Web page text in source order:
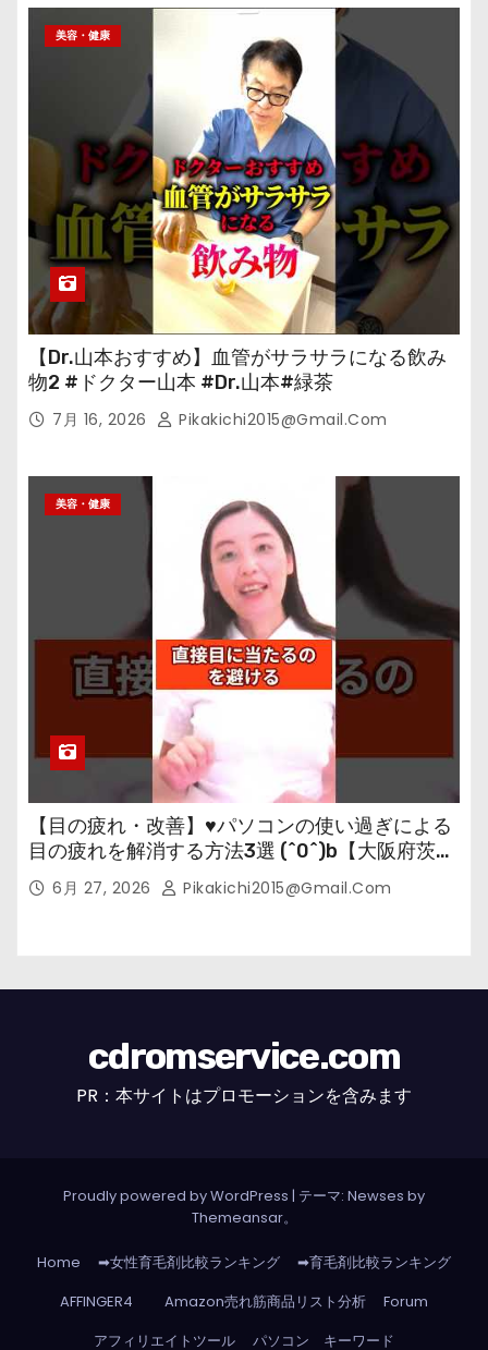
美容・健康
【Dr.山本おすすめ】血管がサラサラになる飲み
物2 #ドクター山本 #Dr.山本#緑茶
7月 16, 2026 Pikakichi2015@gmail.com
美容・健康
【目の疲れ・改善】♥パソコンの使い過ぎによる
目の疲れを解消する方法3選 (^0^)b【大阪府茨木
市の女性・美容鍼灸・整体師が教えます。】
6月 27, 2026 Pikakichi2015@gmail.com
cdromservice.com
PR：本サイトはプロモーションを含みます
Proudly powered by WordPress | テーマ: Newses by
Themeansar。
Home ➡女性育毛剤比較ランキング
➡育毛剤比較ランキング
AFFINGER4
Amazon売れ筋商品リスト分析
Forum
アフィリエイトツール
パソコン キーワード